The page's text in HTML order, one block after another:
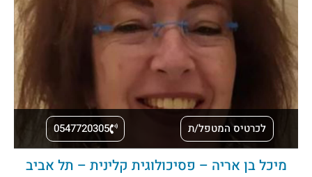
לכרטיס המטפל/ת 0547720305
מיכל בן אריה – פסיכולוגית קלינית – תל אביב